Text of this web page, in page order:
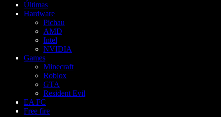
Últimas
Hardware
Pichau
AMD
Intel
NVIDIA
Games
Minecraft
Roblox
GTA
Resident Evil
EA FC
Free fire